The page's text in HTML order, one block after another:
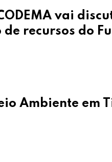
vai
recursos do
Ambiente em